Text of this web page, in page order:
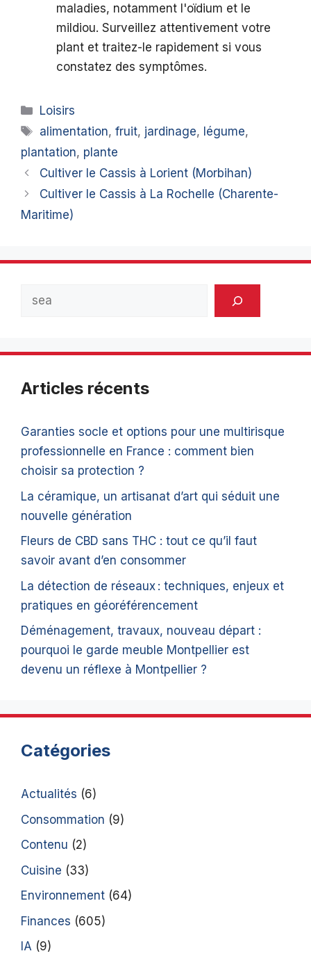
maladies, notamment l'oïdium et le
mildiou. Surveillez attentivement votre
plant et traitez-le rapidement si vous
constatez des symptômes.
Catégories
Loisirs
Étiquettes
alimentation,fruit, jardinage, légume,
plantation, plante
Cultiver le Cassis à Lorient (Morbihan)
Cultiver le Cassis à La Rochelle (Charente-
Maritime)
Articles récents
Garanties socle et options pour une multirisque
professionnelle en France : comment bien
choisir sa protection ?
La céramique, un artisanat d’art qui séduit une
nouvelle génération
Fleurs de CBD sans THC : tout ce qu’il faut
savoir avant d’en consommer
La détection de réseaux : techniques, enjeux et
pratiques en géoréférencement
Déménagement, travaux, nouveau départ :
pourquoi le garde meuble Montpellier est
devenu un réflexe à Montpellier ?
Catégories
Actualités (6)
Consommation (9)
Contenu (2)
Cuisine (33)
Environnement (64)
Finances (605)
IA (9)